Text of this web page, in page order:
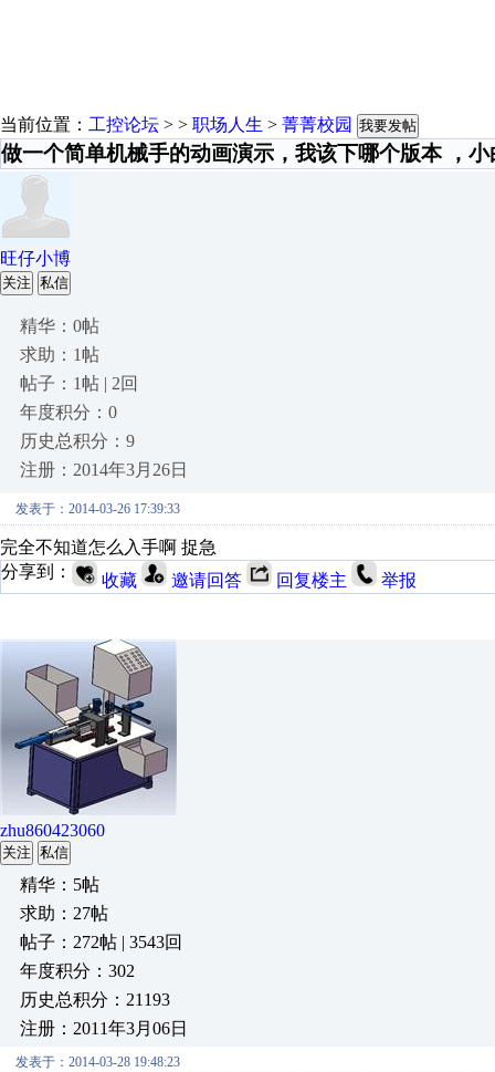
当前位置： 工控论坛 > > 职场人生 > 菁菁校园 我要发帖
做一个简单机械手的动画演示，我该下哪个版本 ，
旺仔小博
关注 私信
精华：0帖
求助：1帖
帖子：1帖 | 2回
年度积分：0
历史总积分：9
注册：2014年3月26日
发表于：2014-03-26 17:39:33
完全不知道怎么入手啊 捉急
分享到：
收藏 邀请回答 回复楼主 举报
zhu860423060
关注 私信
精华：5帖
求助：27帖
帖子：272帖 | 3543回
年度积分：302
历史总积分：21193
注册：2011年3月06日
发表于：2014-03-28 19:48:23